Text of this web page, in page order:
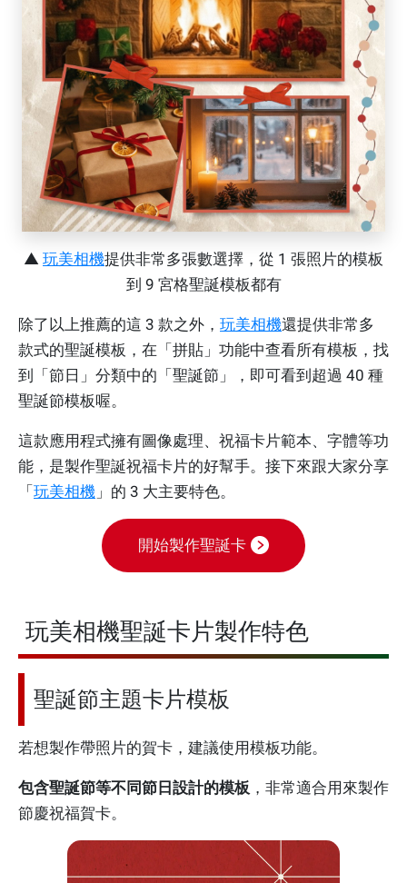
▲ 玩美相機提供非常多張數選擇，從 1 張照片的模板
到 9 宮格聖誕模板都有
除了以上推薦的這 3 款之外， 玩美相機還提供非常多
款式的聖誕模板，在「拼貼」功能中查看所有模板，找
到「節日」分類中的「聖誕節」，即可看到超過 40 種
聖誕節模板喔。
這款應用程式擁有圖像處理、祝福卡片範本、字體等功
能，是製作聖誕祝福卡片的好幫手。接下來跟大家分享
「玩美相機 」的 3 大主要特色。
開始製作聖誕卡
玩美相機聖誕卡片製作特色
聖誕節主題卡片模板
若想製作帶照片的賀卡，建議使用模板功能。
包含聖誕節等不同節日設計的模板 ，非常適合用來製作
節慶祝福賀卡。